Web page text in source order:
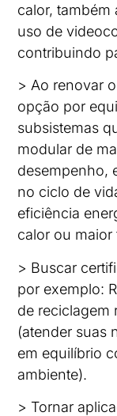
calor, também
uso de
contribuindo
> Ao renovar
opção por
subsistemas
modular de
desempenho,
no ciclo de
eficiência
calor ou maior
> Buscar
por exemplo:
de reciclagem
(atender suas
em equilíbrio
ambiente).
> Tornar